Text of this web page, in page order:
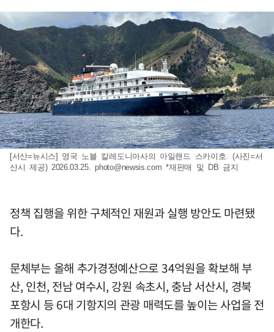
[서산=뉴시스] 영국 노블 칼레도니아사의 아일랜드 스카이호. (사진=서
산시 제공) 2026.03.25.photo@newsis.com *재판매 및 DB 금지
정책 집행을 위한 구체적인 재원과 실행 방안도 마련됐
다.
문체부는 올해 추가경정예산으로 34억원을 확보해 부
산, 인천, 전남 여수시, 강원 속초시, 충남 서산시, 경북
포항시 등 6대 기항지의 관광 매력도를 높이는 사업을 전
개한다.